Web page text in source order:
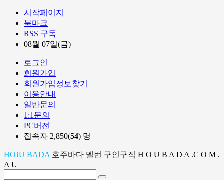
시작페이지
북마크
RSS 구독
08월 07일(금)
로그인
회원가입
회원가입정보찾기
이용안내
일반문의
1:1문의
PC버전
접속자 2,850(54) 명
HOJU BADA 호주바다 멜번 구인구직 H O U B A D A .C O M .
A U